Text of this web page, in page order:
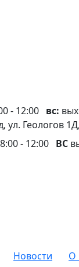
- 12:00 вс:
Геологов
8:00 - 12:00 ВС
Новости О